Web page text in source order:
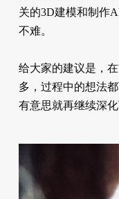
关的3D建模和制作
不难。
给大家的建议是，
多，过程中的想法
有意思就再继续深化